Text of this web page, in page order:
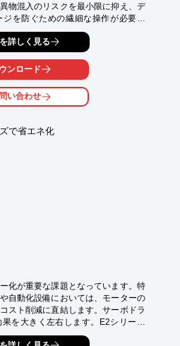
物混入のリスクを最小限に抑え、デ
を防ぐための繊細な操作が必要で
向上のためには、これらの課題に対
ョンが不可欠となります。
「ΣoneRobo」は、これらの課題
搬送ソリューションを提供いたしま
詳しく見る
ンロード
い合わせ
で省エネ化
化が重要な課題となっています。特
自動化設備においては、モーターの
スト削減に直結します。サーボドラ
を大きく左右します。E2シリーズ
適なソリューションを提供します。